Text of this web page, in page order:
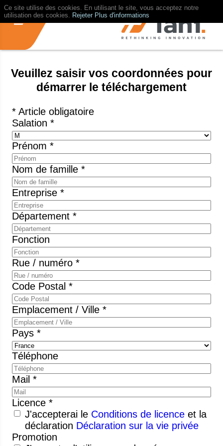
Ce site utilise des cookies. En utilisant le site, vous acceptez notre
utilisation des cookies. Rejeter Plus d'informations
Veuillez saisir vos coordonnées pour
démarrer le téléchargement
* Article obligatoire
Salation *
Prénom *
Nom de famille *
Entreprise *
Département *
Fonction
Rue / numéro *
Code Postal *
Emplacement / Ville *
Pays *
Téléphone
Mail *
Licence *
J'accepterai le Conditions de licence et la
déclaration Déclaration sur la vie privée
Promotion